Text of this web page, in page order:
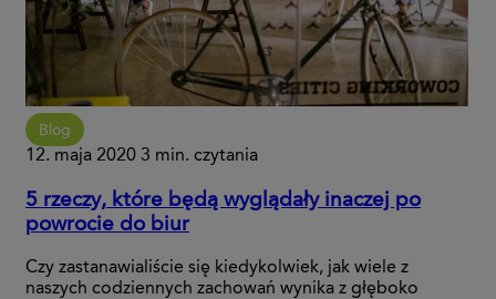
Blog
12. maja 2020 3 min. czytania
5 rzeczy, które będą wyglądały inaczej po
powrocie do biur
Czy zastanawialiście się kiedykolwiek, jak wiele z
naszych codziennych zachowań wynika z głęboko